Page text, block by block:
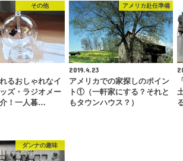
その他
るおしゃれなイ
ズ・ラジオメー
！一人暮…
アメリカ赴任準備
2019.4.23
アメリカでの家探しのポイン
ト①（一軒家にする？それと
もタウンハウス？）
ダンナの趣味